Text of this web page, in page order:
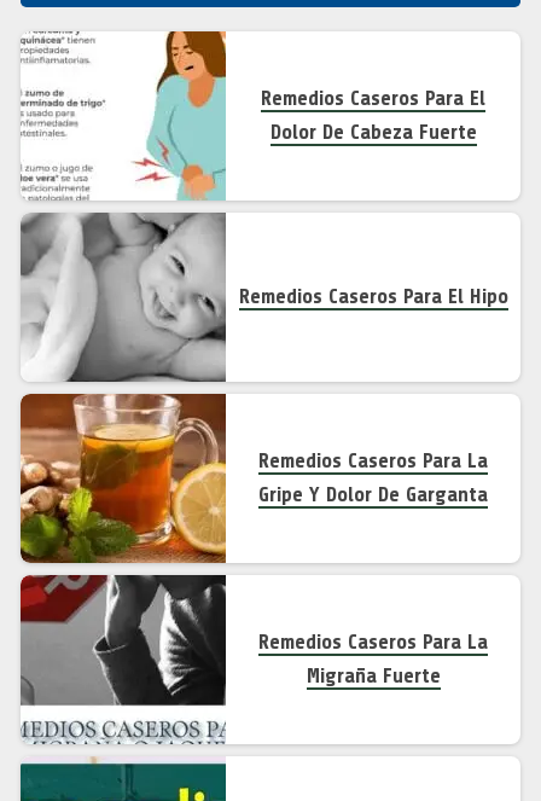
Remedios Caseros Para El
Dolor De Cabeza Fuerte
Remedios Caseros Para El Hipo
Remedios Caseros Para La
Gripe Y Dolor De Garganta
Remedios Caseros Para La
Migraña Fuerte